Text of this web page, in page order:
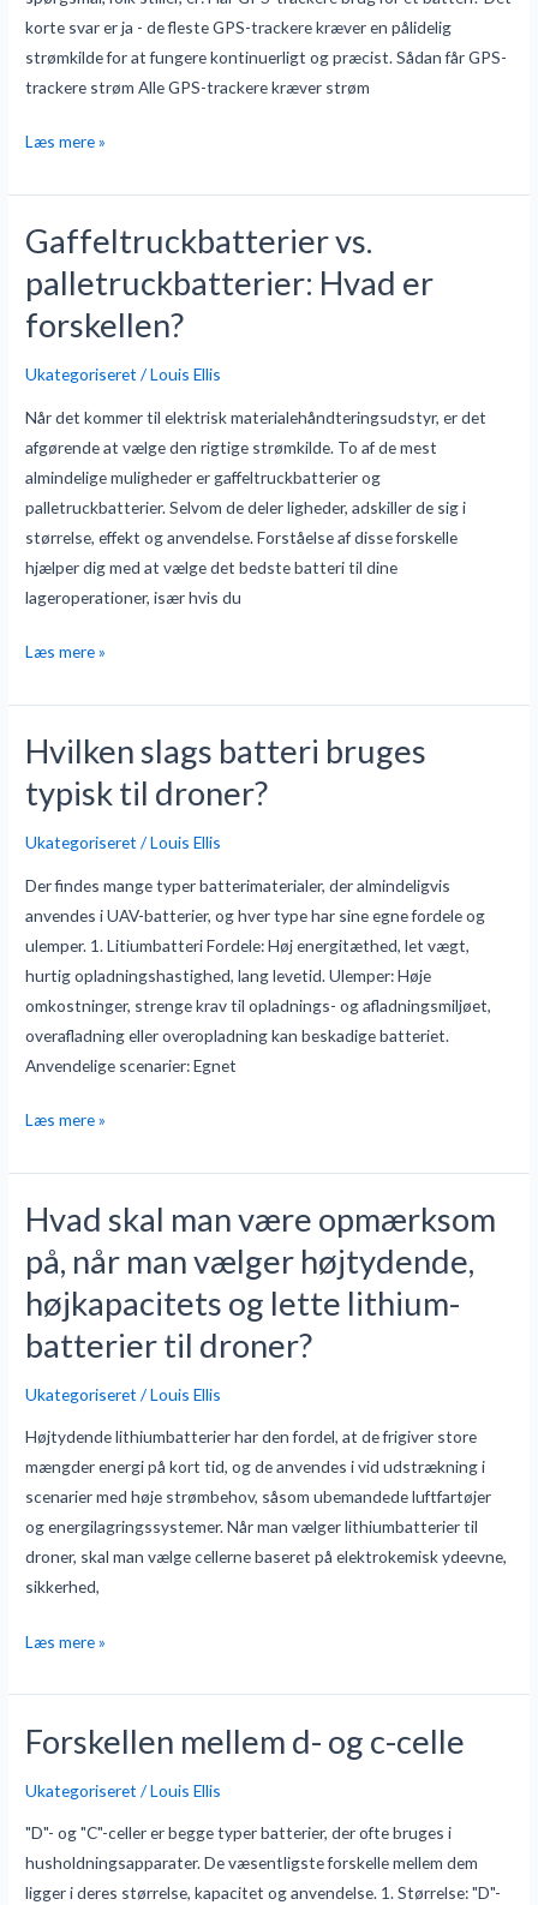
korte svar er ja - de fleste GPS-trackere kræver en pålidelig
strømkilde for at fungere kontinuerligt og præcist. Sådan får GPS-
trackere strøm Alle GPS-trackere kræver strøm
til
pålidelig
sporing
Læs mere »
Gaffeltruckbatterier vs.
palletruckbatterier: Hvad er
forskellen?
Ukategoriseret /Louis Ellis
Når det kommer til elektrisk materialehåndteringsudstyr, er det
afgørende at vælge den rigtige strømkilde. To af de mest
almindelige muligheder er gaffeltruckbatterier og
palletruckbatterier. Selvom de deler ligheder, adskiller de sig i
størrelse, effekt og anvendelse. Forståelse af disse forskelle
hjælper dig med at vælge det bedste batteri til dine
lageroperationer, især hvis du
Gaffeltruckbatterier
palletruckbatterier:
Hvad
forskellen?
Læs mere »
Hvilken slags batteri bruges
typisk til droner?
Ukategoriseret /Louis Ellis
Der findes mange typer batterimaterialer, der almindeligvis
anvendes i UAV-batterier, og hver type har sine egne fordele og
ulemper. 1. Litiumbatteri Fordele: Høj energitæthed, let vægt,
hurtig opladningshastighed, lang levetid. Ulemper: Høje
omkostninger, strenge krav til opladnings- og afladningsmiljøet,
overafladning eller overopladning kan beskadige batteriet.
Anvendelige scenarier: Egnet
Hvilken
batteri
bruges
til
droner?
Læs mere »
Hvad skal man være opmærksom
på, når man vælger højtydende,
højkapacitets og lette lithium-
batterier til droner?
Ukategoriseret /Louis Ellis
Højtydende lithiumbatterier har den fordel, at de frigiver store
mængder energi på kort tid, og de anvendes i vid udstrækning i
scenarier med høje strømbehov, såsom ubemandede luftfartøjer
og energilagringssystemer. Når man vælger lithiumbatterier til
droner, skal man vælge cellerne baseret på elektrokemisk ydeevne,
sikkerhed,
Hvad
man
være
opmærksom
på,
når
vælger
højtydende,
og
batterier
droner?
Læs mere »
Forskellen mellem d- og c-celle
Ukategoriseret /Louis Ellis
"D"- og "C"-celler er begge typer batterier, der ofte bruges i
husholdningsapparater. De væsentligste forskelle mellem dem
ligger i deres størrelse, kapacitet og anvendelse. 1. Størrelse: "D"-
Forskellen
d-
og
c-
celle